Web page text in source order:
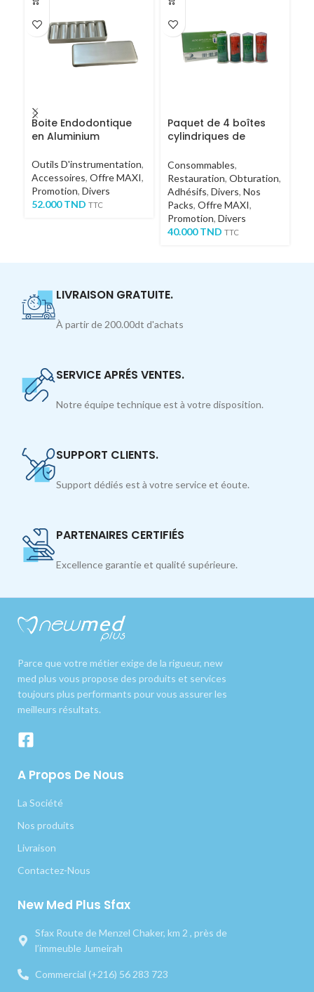
Boite Endodontique
en Aluminium
Outils D'instrumentation,
Accessoires, Offre MAXI,
Promotion, Divers
52.000TND TTC
Paquet de 4 boîtes
cylindriques de
DOCHEM
Consommables,
Restauration, Obturation,
Adhésifs, Divers, Nos
Packs, Offre MAXI,
Promotion, Divers
40.000TND TTC
LIVRAISON GRATUITE.
À partir de 200.00dt d'achats
SERVICE APRÉS VENTES.
Notre équipe technique est à votre disposition.
SUPPORT CLIENTS.
Support dédiés est à votre service et éoute.
PARTENAIRES CERTIFIÉS
Excellence garantie et qualité supérieure.
Parce que votre métier exige de la rigueur, new
med plus vous propose des produits et services
toujours plus performants pour vous assurer les
meilleurs résultats.
A Propos De Nous
La Société
Nos produits
Livraison
Contactez-Nous
New Med Plus Sfax
Sfax Route de Menzel Chaker, km 2 , près de
l’immeuble Jumeirah
Commercial (+216) 56 283 723